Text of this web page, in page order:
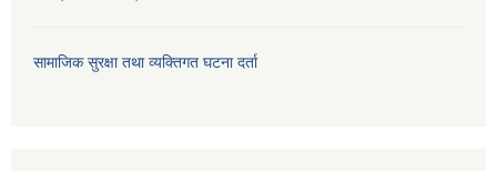
सामाजिक सुरक्षा तथा व्यक्तिगत घटना दर्ता